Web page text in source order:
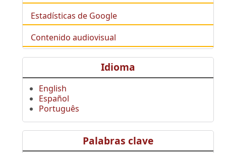
Estadísticas de Google
Contenido audiovisual
Idioma
English
Español
Português
Palabras clave